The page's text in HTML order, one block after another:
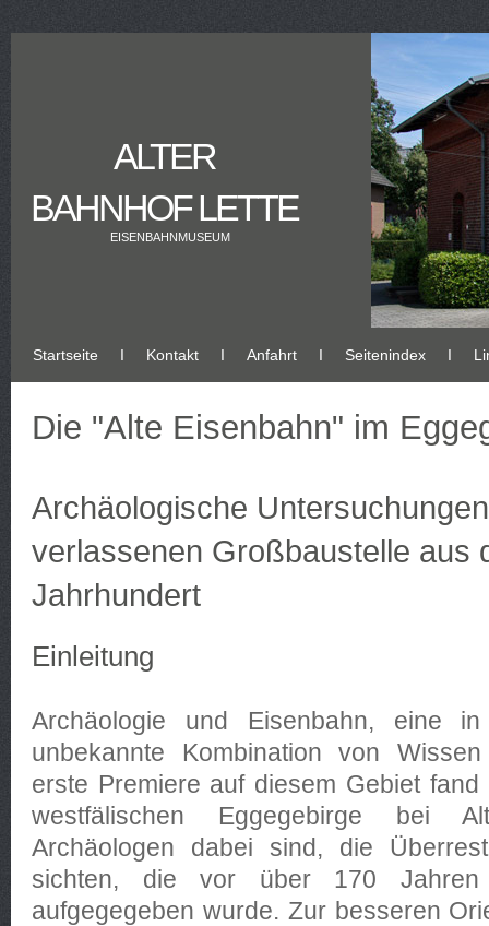
ALTER
BAHNHOF LETTE
EISENBAHNMUSEUM
Startseite Ι Kontakt Ι Anfahrt Ι Seitenindex Ι
Die "Alte Eisenbahn" im
Archäologische
verlassenen Großbaustelle aus
Jahrhundert
Einleitung
Archäologie und Eisenbahn, eine
unbekannte Kombination von
erste Premiere auf diesem Gebiet
westfälischen Eggegebirge bei
Archäologen dabei sind, die
sichten, die vor über 170 Jahren
aufgegegeben wurde. Zur besseren